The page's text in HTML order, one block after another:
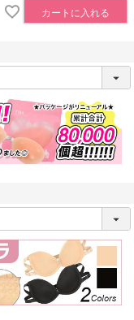
カートに入れる